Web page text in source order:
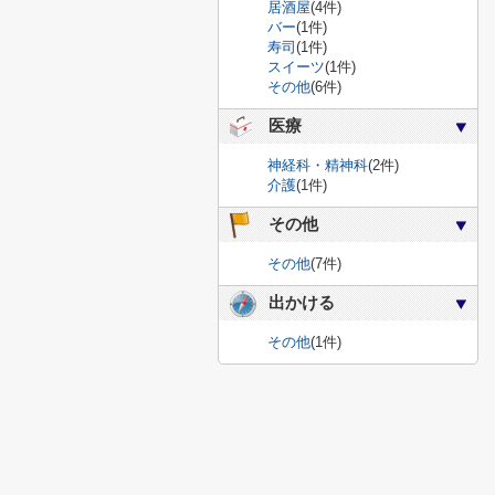
居酒屋(4件)
バー(1件)
寿司 (1件)
スイーツ(1件)
その他(6件)
医療
神経科・精神科(2件)
介護(1件)
その他
その他(7件)
出かける
その他(1件)